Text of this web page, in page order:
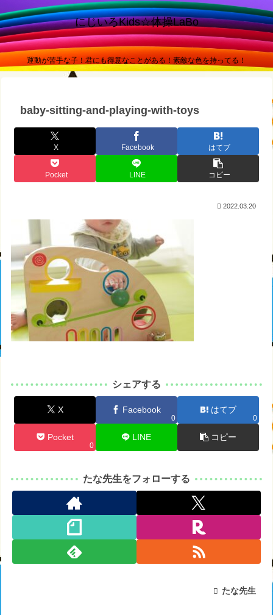
にじいろKids☆体操LaBo
運動が苦手な子！君にも得意なことがある！素敵な色を持ってる！
baby-sitting-and-playing-with-toys
X Facebook はてブ
Pocket LINE コピー
2022.03.20
シェアする
X Facebook
0
はてブ
0
Pocket
0
LINE コピー
たな先生をフォローする
たな先生